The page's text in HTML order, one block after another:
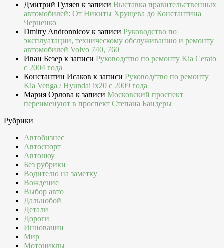
Дмитрий Гуляев к записи Выставка правительственных
автомобилей: От Никиты Хрущева до Константина
Черненко
Dmitry Andronnicov к записи Руководство по
эксплуатации, техническому обслуживанию и ремонту
автомобилей Volvo 740, 760
Иван Безер к записи Руководство по ремонту Kia Cerato
c 2004 года
Константин Исаков к записи Руководство по ремонту
Kia Venga / Hyundai ix20 c 2009 года
Мария Орлова к записи Московский проспект
переименуют в проспект Степана Бандеры
Рубрики
Автобизнес
Автоспорт
Автошоу
Без рубрики
Водителю на заметку
Вождение
Выбор авто
Дальнобой
Детали
Дороги
Инновации
Мир
Мотоциклы